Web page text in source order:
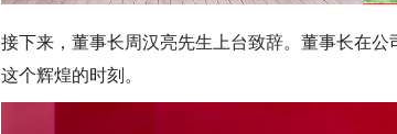
接下来，董事长周汉亮先生上台致辞。董事长在
这个辉煌的时刻。